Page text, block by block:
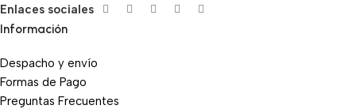
Enlaces sociales
Información
Despacho y envío
Formas de Pago
Preguntas Frecuentes